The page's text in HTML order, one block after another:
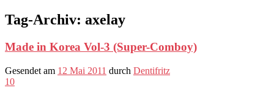
Tag-Archiv: axelay
Made in Korea Vol-3 (Super-Comboy)
Gesendet am 12 Mai 2011 durch Dentifritz
10